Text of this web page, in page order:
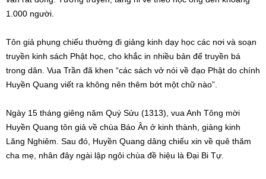
1.000 người.
Tôn giả phụng chiếu thường đi giảng kinh dạy học các nơi và soạn
truyền kinh sách Phật học, cho khắc in nhiều bản để truyền bá
trong dân. Vua Trần đã khen “các sách vở nói về đạo Phật do chính
Huyền Quang viết ra không nên thêm bớt một chữ nào”.
Ngày 15 tháng giêng năm Quý Sửu (1313), vua Anh Tông mời
Huyền Quang tôn giả về chùa Báo Ân ở kinh thành, giảng kinh
Lăng Nghiêm. Sau đó, Huyền Quang dâng chiếu xin về quê thăm
cha mẹ, nhân đây ngài lập ngôi chùa đề hiệu là Đại Bi Tự.